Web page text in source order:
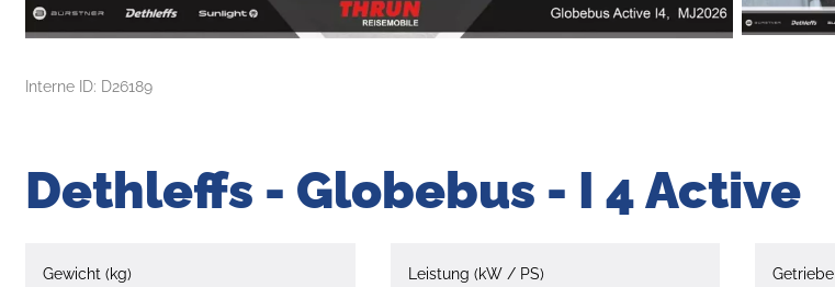
Interne ID: D26189
Dethleffs - Globebus - I 4 Active
Gewicht (kg) Leistung (kW / PS) Getriebe